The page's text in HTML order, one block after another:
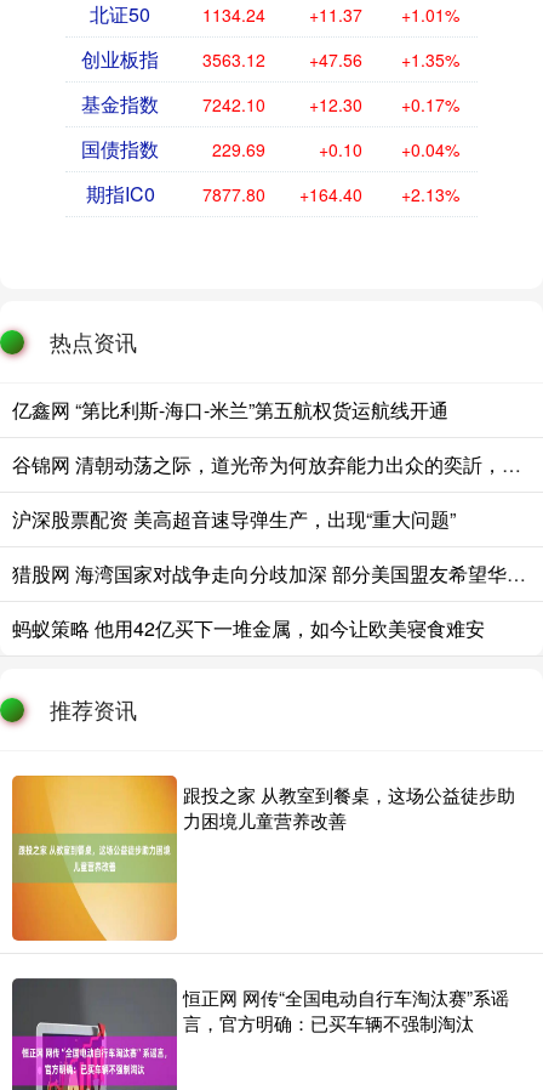
北证50 1134.24 +11.37 +1.01%
创业板指 3563.12 +47.56 +1.35%
基金指数 7242.10 +12.30 +0.17%
国债指数 229.69 +0.10 +0.04%
期指IC0 7877.80 +164.40 +2.13%
热点资讯
亿鑫网 “第比利斯-海口-米兰”第五航权货运航线开通
谷锦网 清朝动荡之际，道光帝为何放弃能力出众的奕訢，而选平庸的奕詝继位
沪深股票配资 美高超音速导弹生产，出现“重大问题”
猎股网 海湾国家对战争走向分歧加深 部分美国盟友希望华府加码打击伊朗
蚂蚁策略 他用42亿买下一堆金属，如今让欧美寝食难安
推荐资讯
跟投之家 从教室到餐桌，这场公益徒步助
力困境儿童营养改善
恒正网 网传“全国电动自行车淘汰赛”系谣
言，官方明确：已买车辆不强制淘汰